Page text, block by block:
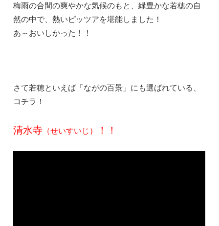
梅雨の合間の爽やかな気候のもと、緑豊かな若穂の自
然の中で、熱いピッツアを堪能しました！
あ～おいしかった！！
さて若穂といえば「ながの百景」にも選ばれている、
コチラ！
清水寺 （せいすいじ） ！！